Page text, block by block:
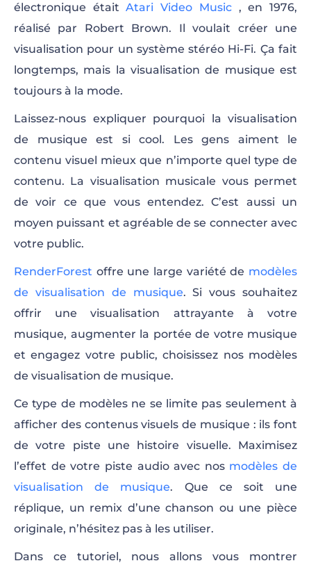
électronique étaitAtari Video Music, en 1976,
réalisé par Robert Brown. Il voulait créer une
visualisation pour un système stéréo Hi-Fi. Ça fait
longtemps, mais la visualisation de musique est
toujours à la mode.
Laissez-nous expliquer pourquoi la visualisation
de musique est si cool. Les gens aiment le
contenu visuel mieux que n’importe quel type de
contenu. La visualisation musicale vous permet
de voir ce que vous entendez. C’est aussi un
moyen puissant et agréable de se connecter avec
votre public.
RenderForest offre une large variété de modèles
de visualisation de musique. Si vous souhaitez
offrir une visualisation attrayante à votre
musique, augmenter la portée de votre musique
et engagez votre public, choisissez nos modèles
de visualisation de musique.
Ce type de modèles ne se limite pas seulement à
afficher des contenus visuels de musique : ils font
de votre piste une histoire visuelle. Maximisez
l’effet de votre piste audio avec nos modèles de
visualisation de musique. Que ce soit une
réplique, un remix d’une chanson ou une pièce
originale, n’hésitez pas à les utiliser.
Dans ce tutoriel, nous allons vous montrer